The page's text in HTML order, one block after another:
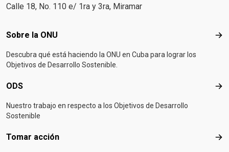
Calle 18, No. 110 e/ 1ra y 3ra, Miramar
Footer menu
Sobre la ONU
Descubra qué está haciendo la ONU en Cuba para lograr los
Objetivos de Desarrollo Sostenible.
ODS
Nuestro trabajo en respecto a los Objetivos de Desarrollo
Sostenible
Tomar acción